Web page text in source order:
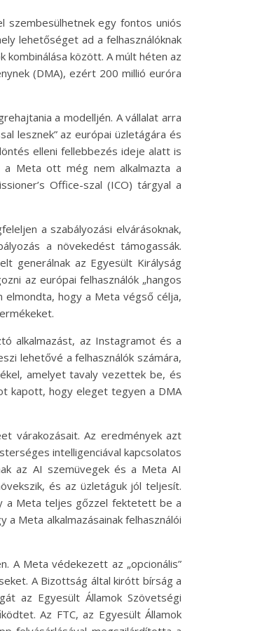
szembesülhetnek egy fontos uniós
lehetőséget ad a felhasználóknak
között. A múlt héten az
(DMA), ezért 200 millió euróra
a modelljén. A vállalat arra
lesznek” az európai üzletágára és
elleni fellebbezés ideje alatt is
a Meta ott még nem alkalmazta a
Office-szal (ICO) tárgyal a
a szabályozási elvárásoknak,
a növekedést támogassák.
generálnak az Egyesült Királyság
az európai felhasználók „hangos
elmondta, hogy a Meta végső célja,
alkalmazást, az Instagramot és a
lehetővé a felhasználók számára,
amelyet tavaly vezettek be, és
kapott, hogy eleget tegyen a DMA
várakozásait. Az eredmények azt
intelligenciával kapcsolatos
az AI szemüvegek és a Meta AI
és az üzletáguk jól teljesít.
a Meta teljes gőzzel fektetett be a
Meta alkalmazásainak felhasználói
A Meta védekezett az „opcionális”
A Bizottság által kirótt bírság a
az Egyesült Államok Szövetségi
Az FTC, az Egyesült Államok